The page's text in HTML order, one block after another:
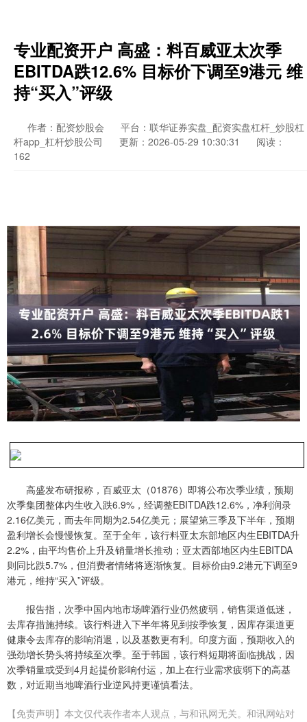
专业配资开户 高盛：料百威亚太次季
EBITDA跌12.6% 目标价下调至9港元 维
持“买入”评级
作者：配资炒股会
平台：联华证券实盘_配资实盘杠杆_炒股杠
杆app_杠杆炒股公司
更新：2026-05-29 10:30:31
阅读：
162
高盛发布研报称，百威亚太（01876）即将公布次季业绩，预期
次季集团整体内生收入跌6.9%，经调整EBITDA跌12.6%，净利润录
2.16亿美元，而去年同期为2.54亿美元；展望第三季及下半年，预期
盈利增长会慢慢恢复。至于全年，该行料亚太东部地区内生EBITDA升
2.2%，由平均售价上升及销量增长推动；亚太西部地区内生EBITDA
则同比跌5.7%，但消费者情绪将逐渐恢复。目标价由9.2港元下调至9
港元，维持“买入”评级。
报告指，次季中国内地市场啤酒行业仍然疲弱，销售渠道低迷，
去库存措施持续。该行料进入下半年将见到按季恢复，因库存渠道更
健康令去库存的影响消退，以及基数更有利。印度方面，预期收入的
强劲增长势头将持续至次季。至于韩国，该行料短期将面临挑战，因
次季销量或受到4月起提价影响付运，加上在行业需求疲弱下的高基
数，对近期当地啤酒行业逆风持更谨慎看法。
【免责声明】本文仅代表作者本人观点，与和讯网无关。和讯网站对